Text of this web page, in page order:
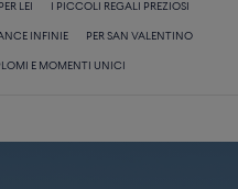
PER LEI I PICCOLI REGALI PREZIOSI
INFINIE PER SAN VALENTINO
E MOMENTI UNICI